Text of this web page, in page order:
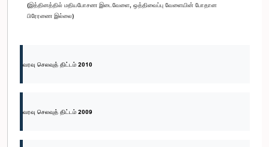
(இத்தினத்தில் மதியபோசண இடைவேளை, ஒத்திவைப்பு வேளையின் போதான
பிரேரணை இல்லை)
வரவு செலவுத் திட்டம் 2010
வரவு செலவுத் திட்டம் 2009